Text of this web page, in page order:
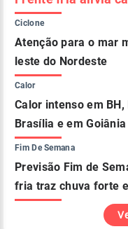
Ciclone
Atenção para o mar
leste do Nordeste
Calor
Calor intenso em
Brasília e em Goiânia
Fim De Semana
Previsão Fim de
fria traz chuva forte